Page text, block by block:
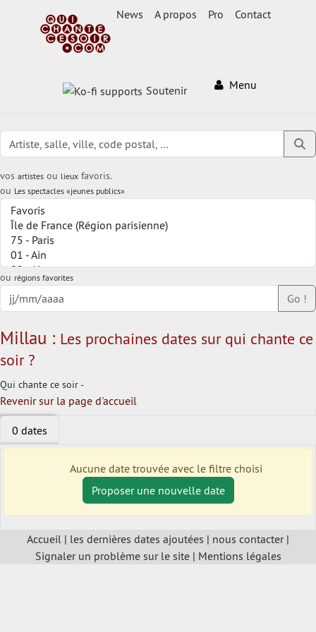
News A propos Pro Contact
Soutenir Menu
vos artistes ou lieux favoris.
ou Les spectacles «jeunes publics»
ou régions favorites
Go !
Millau : Les prochaines dates sur qui chante ce
soir ?
Qui chante ce soir -
Revenir sur la page d'accueil
0 dates
Aucune date trouvée avec le filtre choisi
Proposer une nouvelle date
Accueil | les dernières dates ajoutées | nous contacter|
Signaler un problème sur le site| Mentions légales